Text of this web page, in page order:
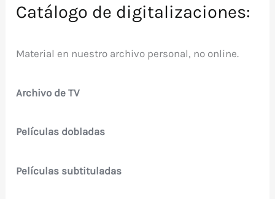
Catálogo de digitalizaciones:
Material en nuestro archivo personal, no online.
Archivo de TV
Películas dobladas
Películas subtituladas